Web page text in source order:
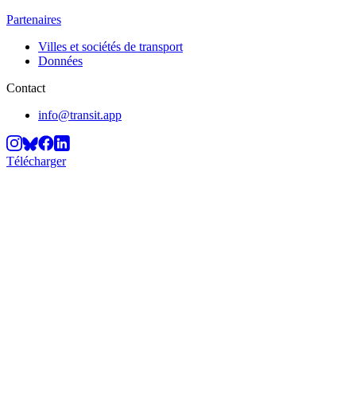
Partenaires
Villes et sociétés de transport
Données
Contact
info@transit.app
Télécharger